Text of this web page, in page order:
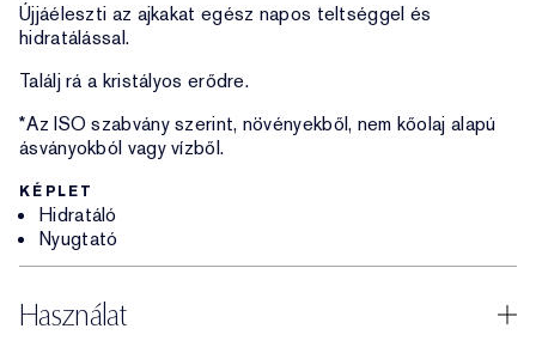
Újjáéleszti az ajkakat egész napos teltséggel és
hidratálással.
Találj rá a kristályos erődre.
*Az ISO szabvány szerint, növényekből, nem kőolaj alapú
ásványokból vagy vízből.
KÉPLET
Hidratáló
Nyugtató
Használat